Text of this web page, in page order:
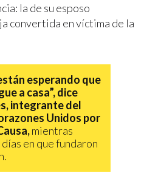
la de su esposo
convertida en víctima de la
esperando que
a casa”, dice
integrante del
Unidos por
mientras
en que fundaron